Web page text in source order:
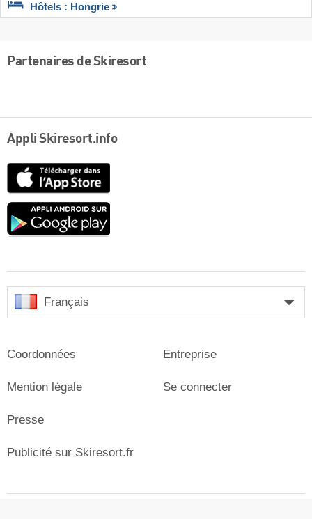
Hôtels : Hongrie
Partenaires de Skiresort
Appli Skiresort.info
Google
Français
Coordonnées
Mention légale
Presse
Entreprise
Se connecter
Publicité sur Skiresort.fr